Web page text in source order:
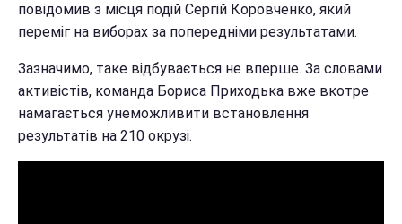
повідомив з місця подій Сергій Коровченко, який
переміг на виборах за попередніми результатами.
Зазначимо, таке відбувається не вперше. За словами
активістів, команда Бориса Приходька вже вкотре
намагається унеможливити встановлення
результатів на 210 окрузі.